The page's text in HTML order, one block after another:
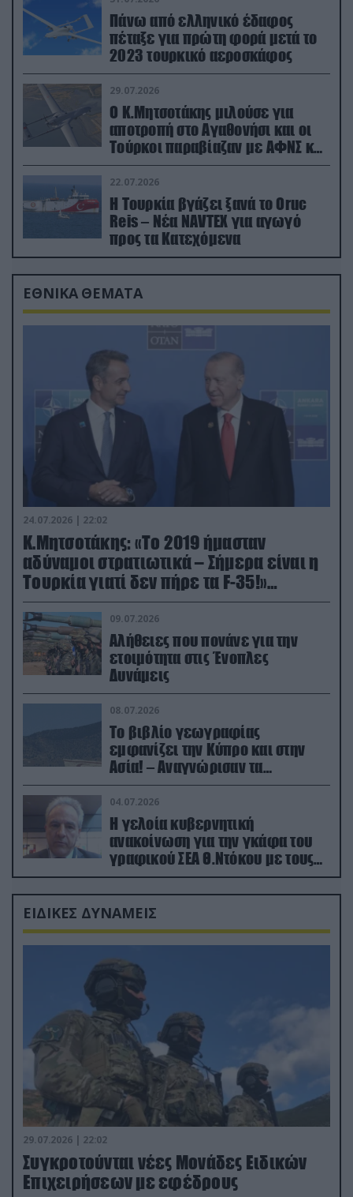
Πάνω από ελληνικό έδαφος
πέταξε για πρώτη φορά μετά το
2023 τουρκικό αεροσκάφος
29.07.2026
Ο Κ.Μητσοτάκης μιλούσε για
αποτροπή στο Αγαθονήσι και οι
Τούρκοι παραβίαζαν με ΑΦΝΣ και
drone
22.07.2026
Η Τουρκία βγάζει ξανά το Oruc
Reis – Νέα NAVTEX για αγωγό
προς τα Κατεχόμενα
ΕΘΝΙΚΑ ΘΕΜΑΤΑ
24.07.2026 | 22:02
Κ.Μητσοτάκης: «Το 2019 ήμασταν
αδύναμοι στρατιωτικά – Σήμερα είναι η
Τουρκία γιατί δεν πήρε τα F-35!»
(βίντεο)
09.07.2026
Αλήθειες που πονάνε για την
ετοιμότητα στις Ένοπλες
Δυνάμεις
08.07.2026
Το βιβλίο γεωγραφίας
εμφανίζει την Κύπρο και στην
Ασία! – Αναγνώρισαν τα
κατεχόμενα; (φωτο)
04.07.2026
Η γελοία κυβερνητική
ανακοίνωση για την γκάφα του
γραφικού ΣΕΑ Θ.Ντόκου με τους
Ρώσους φαρσέρ
ΕΙΔΙΚΕΣ ΔΥΝΑΜΕΙΣ
29.07.2026 | 22:02
Συγκροτούνται νέες Μονάδες Ειδικών
Επιχειρήσεων με εφέδρους